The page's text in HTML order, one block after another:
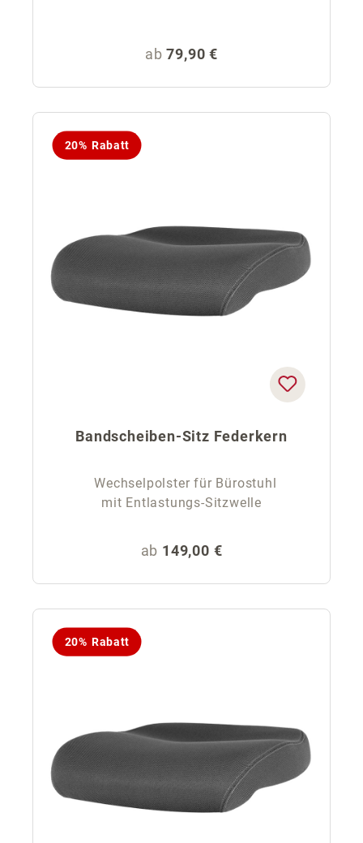
Regulärer Preis:
ab79,90 €
20% Rabatt
Bandscheiben-Sitz Federkern
Wechselpolster für Bürostuhl
mit Entlastungs-Sitzwelle
Regulärer Preis:
ab 149,00 €
20% Rabatt